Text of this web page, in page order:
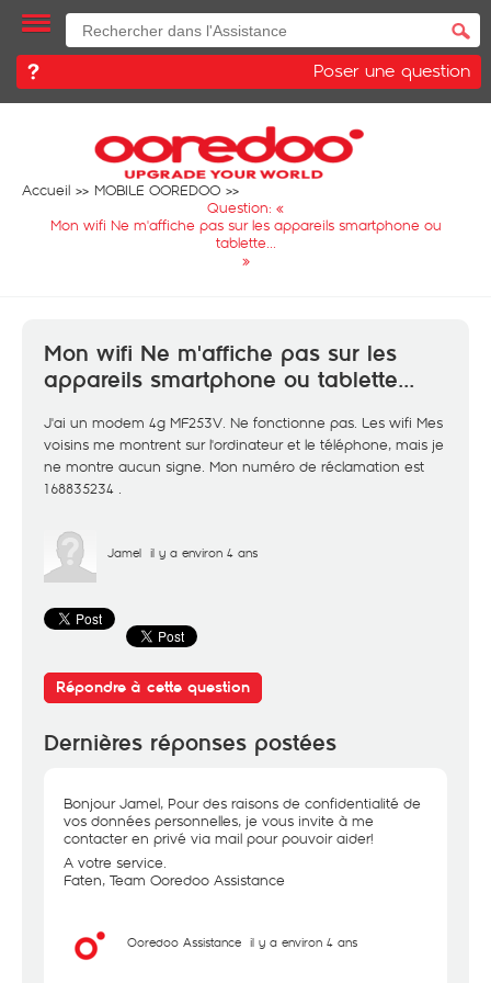
Poser une question
Accueil
MOBILE OOREDOO
Question: «
Mon wifi Ne m'affiche pas sur les appareils smartphone ou
tablette...
»
Mon wifi Ne m'affiche pas sur les
appareils smartphone ou tablette...
J'ai un modem 4g MF253V. Ne fonctionne pas. Les wifi Mes
voisins me montrent sur l'ordinateur et le téléphone, mais je
ne montre aucun signe. Mon numéro de réclamation est
168835234 .
Jamel il y a environ 4 ans
Répondre à cette question
Dernières réponses postées
Bonjour Jamel, Pour des raisons de confidentialité de
vos données personnelles, je vous invite à me
contacter en privé via mail pour pouvoir aider!
A votre service.
Faten, Team Ooredoo Assistance
Ooredoo Assistance il y a environ 4 ans